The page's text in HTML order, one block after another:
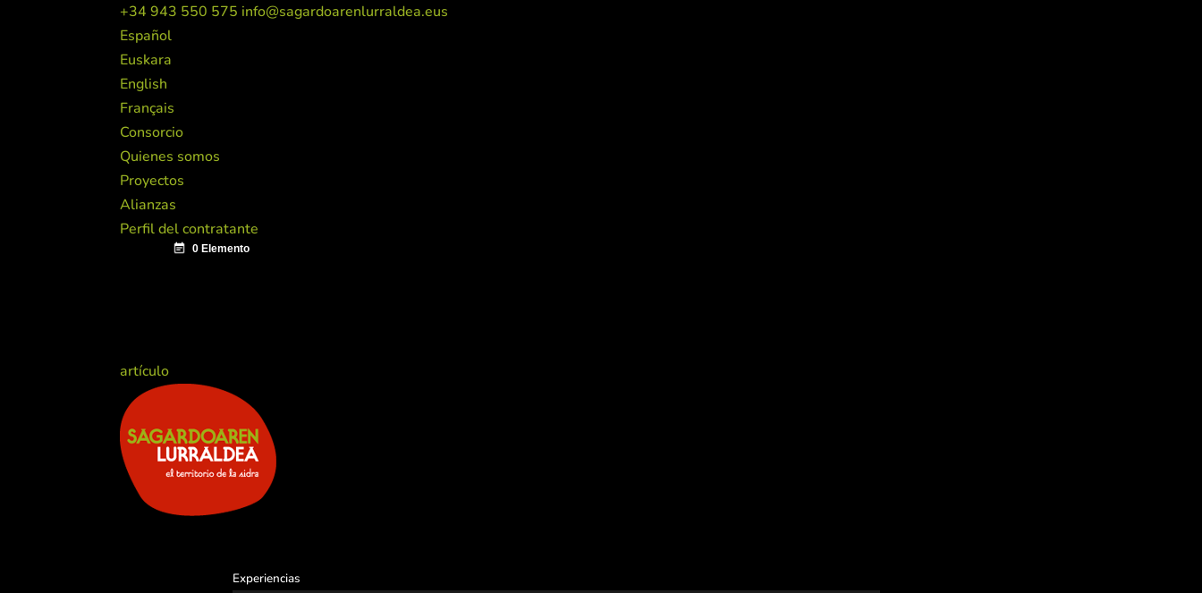
+34 943 550 575 info@sagardoarenlurraldea.eus
Español
Euskara
English
Français
Consorcio
Quienes somos
Proyectos
Alianzas
Perfil del contratante
artículo
Experiencias